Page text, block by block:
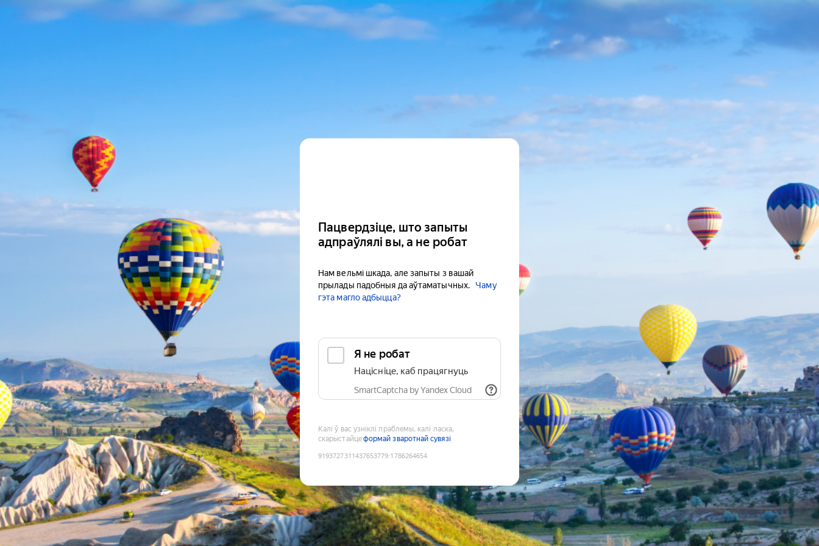
Пацвердзіце, што запыты
адпраўлялі вы, а не робат
Нам вельмі шкада, але запыты з вашай
прылады падобныя да аўтаматычных.
Чаму
гэта магло адбыцца?
Я не робат
Націсніце, каб працягнуць
SmartCaptcha by Yandex Cloud
Калі ў вас узніклі праблемы, калі ласка,
скарыстайцеформай зваротнай сувязі
9193727311437653779:1786264654